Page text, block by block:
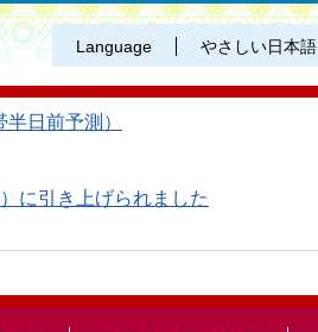
Language やさしい日本語
日前予測）
に引き上げられました